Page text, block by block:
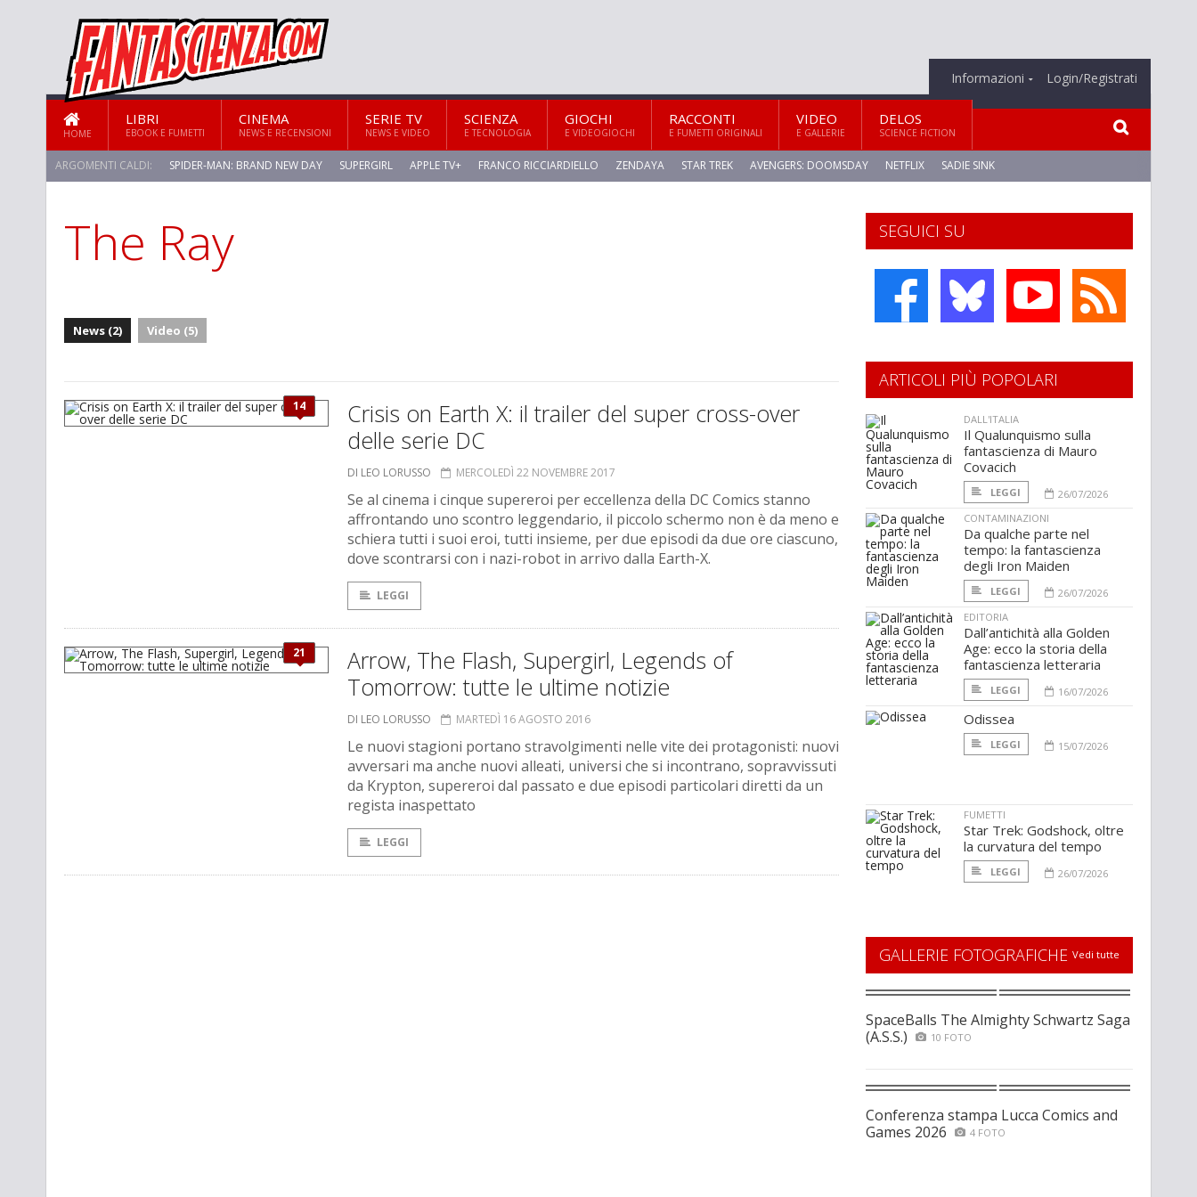
Informazioni Login/Registrati
HOME
LIBRI
EBOOK E FUMETTI
CINEMA
NEWS E RECENSIONI
SERIE TV
NEWS E VIDEO
SCIENZA
E TECNOLOGIA
GIOCHI
E VIDEOGIOCHI
RACCONTI
E FUMETTI ORIGINALI
VIDEO
E GALLERIE
DELOS
SCIENCE FICTION
ARGOMENTI CALDI: SPIDER-MAN: BRAND NEW DAY SUPERGIRL APPLE TV+ FRANCO RICCIARDIELLO ZENDAYA STAR TREK AVENGERS: DOOMSDAY NETFLIX SADIE SINK
STAR TREK: STRANGE NEW WORLDS
The Ray
News (2) Video (5)
14
Crisis on Earth X: il trailer del super cross-over
delle serie DC
DI LEO LORUSSO MERCOLEDÌ 22 NOVEMBRE 2017
Se al cinema i cinque supereroi per eccellenza della DC Comics stanno
affrontando uno scontro leggendario, il piccolo schermo non è da meno e
schiera tutti i suoi eroi, tutti insieme, per due episodi da due ore ciascuno,
dove scontrarsi con i nazi-robot in arrivo dalla Earth-X.
LEGGI
21
Arrow, The Flash, Supergirl, Legends of
Tomorrow: tutte le ultime notizie
DI LEO LORUSSO MARTEDÌ 16 AGOSTO 2016
Le nuovi stagioni portano stravolgimenti nelle vite dei protagonisti: nuovi
avversari ma anche nuovi alleati, universi che si incontrano, sopravvissuti
da Krypton, supereroi dal passato e due episodi particolari diretti da un
regista inaspettato
LEGGI
SEGUICI SU
ARTICOLI PIÙ POPOLARI
DALL'ITALIA
Il Qualunquismo sulla
fantascienza di Mauro
Covacich
LEGGI
26/07/2026
CONTAMINAZIONI
Da qualche parte nel
tempo: la fantascienza
degli Iron Maiden
LEGGI
26/07/2026
EDITORIA
Dall’antichità alla Golden
Age: ecco la storia della
fantascienza letteraria
LEGGI 16/07/2026
Odissea
LEGGI 15/07/2026
FUMETTI
Star Trek: Godshock, oltre
la curvatura del tempo
LEGGI 26/07/2026
GALLERIE FOTOGRAFICHE Vedi tutte
SpaceBalls The Almighty Schwartz Saga
(A.S.S.)
10 FOTO
Conferenza stampa Lucca Comics and
Games 2026
4 FOTO